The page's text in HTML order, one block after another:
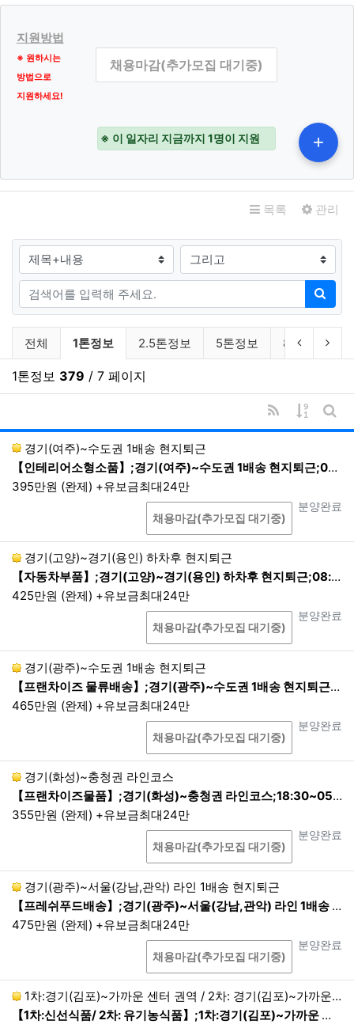
신규 서비스 개발 및 맞춤 서비스 제공, 이벤트 및 광고성 정
보 제공 및 참여기회 제공, 인구통계학적 특성에 따른 서비
스 제공 및 광고 게재, 서비스의 유효성 확인, 접속빈도 파악
제2조. 수집하는 개인정보의 항목 및
수집 방법
수집하는 개인정보의 항목
② 서비스 이용 또는 업무처리과정에서 자동으로 생성되어
수집되는 정보
[필수항목] 접속 IP 정보, 쿠키(Cookie), 서비스 이용 기
록, 접속 로그
[선택항목] 고객만족도 설문조사에 의한 항목별 응답기
③ 기타
부가서비스 및 맞춤서비스 이용 시 또는 이벤
트 응모과정에서 회원가입 시 수집하지 않았던
항목을 이용자들에게 고지하고 별도로 동의를
받아 업무를 처리합니다.
개인정보의 수집방법
홈페이지, 상담게시판을 통한 회원가입 등 온라인
상에서의 수집, 전화, 회사 내에서의 서면 양식 신
청서 등을 통한 오프라인에서의 수집, 이메일, 이
벤트 응모 등을 통한 수집
본인확인기관 또는 제휴사로부터 제공 등
생성정보 수집 툴을 통한 수집
제3조. 개인정보의 보유 및 이용 기간
1.회사는 이용자로부터 개인정보 수집 시에, 동의 받
은 기간 내에서 개인정보를 보유 및 이용합니다. 다
만, 관계 법령의 규정에 따라 보존할 필요성이 있는
경우에는 관계법령에 따라 보존합니다.
2.회원의 경우 개인정보의 보유 및 이용 기간은 서비
스 이용계약 체결시(회원가입시)부터 서비스 이용계
약 해지(탈퇴신청, 직권탈퇴 포함)까지 입니다. 회사
의 요청이 있는 경우를 제외하면, 법령에서 정의하는
기간(1년) 동안 재이용하지 아니하는 회원의 개인정
보를 파기합니다. 단, 기간 만료 30일 전까지 개인정
보가 파기되는 사실과 기간 만료일 및 해당 개인정보
의 항목을 이메일·전화 또는 이와 유사한 방법 중 어
느 하나의 방법으로 회원에게 알립니다.
관련 법령에 의한 개인정보 보유 기간은 다음과 같
<보관정보/보존기간>
표시/광고에 관한 기록 : 6개월
지원방법
※ 원하시는
방법으로
지원하세요!
채용마감(추가모집 대기중)
※ 이 일자리 지금까지 1명이 지원
목록 관리
검색대상
검색어
검색
채용일자리 분류 목록
전체 현재 분류
1톤정보 2.5톤정보 5톤정보 8톤이상이전 분류
다
1톤정보 379 / 7 페이지
RSS
게시물
게
경기(여주)~수도권 1배송 현지퇴근
【인테리어소형소품】;경기(여주)~수도권 1배송 현지퇴근;08:30~16:30 1배송 현지퇴근
395만원 (완제) +유보금최대24만
진행상태
분양완료
상담
채용마감(추가모집 대기중)
경기(고양)~경기(용인) 하차후 현지퇴근
【자동차부품】;경기(고양)~경기(용인) 하차후 현지퇴근;08:00~16:30 1배송 현지퇴근
425만원 (완제) +유보금최대24만
진행상태
분양완료
상담
채용마감(추가모집 대기중)
경기(광주)~수도권 1배송 현지퇴근
【프랜차이즈 물류배송】;경기(광주)~수도권 1배송 현지퇴근;24:00~07:00 1배송 현지퇴근
465만원 (완제) +유보금최대24만
진행상태
분양완료
상담
채용마감(추가모집 대기중)
경기(화성)~충청권 라인코스
【프랜차이즈물품】;경기(화성)~충청권 라인코스;18:30~05:00 현지퇴근
355만원 (완제) +유보금최대24만
진행상태
분양완료
상담
채용마감(추가모집 대기중)
경기(광주)~서울(강남,관악) 라인 1배송 현지퇴근
【프레쉬푸드배송】;경기(광주)~서울(강남,관악) 라인 1배송 현지퇴근;24:00~07:00 1배송 현지퇴근
475만원 (완제) +유보금최대24만
진행상태
분양완료
상담
채용마감(추가모집 대기중)
1차:경기(김포)~가까운 센터 권역 / 2차: 경기(김포)~가까운 센터 권역 현지퇴근
【1차:신선식품/ 2차: 유기농식품】;1차:경기(김포)~가까운 센터 권역 / 2차: 경기(김포)~가까운 센터 권역 현지퇴근;1차 :18:00~24:00 / 2차:01:00~06:0…
+